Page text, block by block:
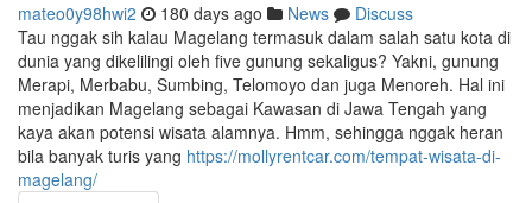
mateo0y98hwi2 180 days ago News
Discuss
Tau nggak sih kalau Magelang termasuk dalam salah satu kota di
dunia yang dikelilingi oleh five gunung sekaligus? Yakni, gunung
Merapi, Merbabu, Sumbing, Telomoyo dan juga Menoreh. Hal ini
menjadikan Magelang sebagai Kawasan di Jawa Tengah yang
kaya akan potensi wisata alamnya. Hmm, sehingga nggak heran
bila banyak turis yang https://mollyrentcar.com/tempat-wisata-di-
magelang/